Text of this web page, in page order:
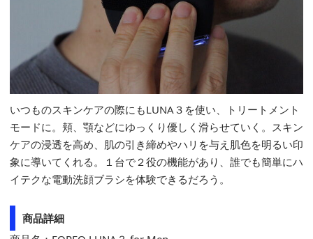
いつものスキンケアの際にもLUNA３を使い、トリートメント
モードに。頬、顎などにゆっくり優しく滑らせていく。スキン
ケアの浸透を高め、肌の引き締めやハリを与え肌色を明るい印
象に導いてくれる。１台で２役の機能があり、誰でも簡単にハ
イテクな電動洗顔ブラシを体験できるだろう。
商品詳細